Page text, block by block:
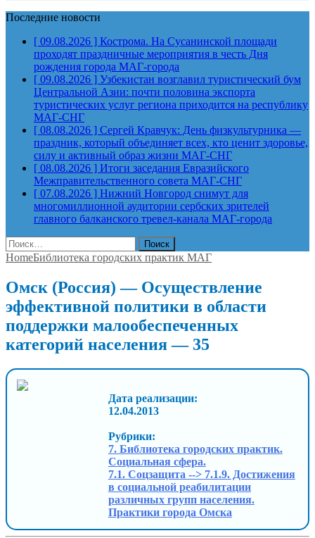
Последние новости
[ 09.08.2026 ] Кострома. На Сусанинской площади
проходят праздничные мероприятия в честь Дня
рождения города МАГ-города
[ 09.08.2026 ] Узбекистан возглавил туристический бум
Центральной Азии: почти половина экспорта
туристических услуг региона приходится на республику
МАГ-СНГ
[ 08.08.2026 ] Сергей Кравчук: День физкультурника —
праздник, который объединяет всех, кто ценит здоровье,
силу и активный образ жизни МАГ-СНГ
[ 08.08.2026 ] Итоги заседания Евразийского
Межправительственного совета МАГ-СНГ
[ 07.08.2026 ] Нижний Новгород снимут для
многомиллионной аудитории сербских зрителей
главного балканского тревел-канала МАГ-города
Найти:
HomeБиблиотека городских практик МАГ
Омск (Россия) — Осуществление
эффективной политики в области
поддержки малообеспеченных
категорий населения — 35
Дата реализации:
12.04.2013
Рубрики:
7. Библиотека городских практик.
Социальная сфера.
7.1. Соцзащита --> 7.1.9. Достижения
в социальной реабилитации
различных групп населения.
Практики города Омска